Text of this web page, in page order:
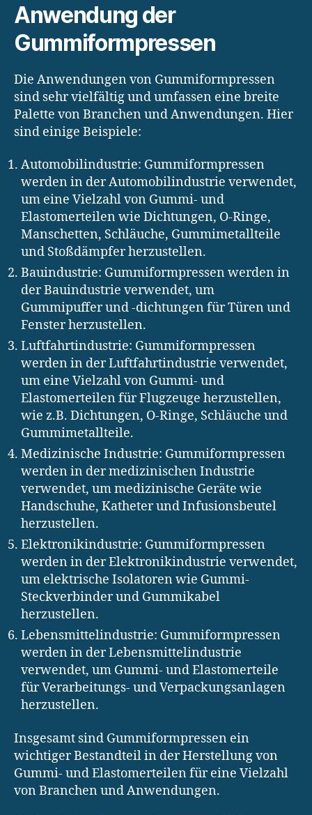
Anwendung der
Gummiformpressen
Die Anwendungen von Gummiformpressen
sind sehr vielfältig und umfassen eine breite
Palette von Branchen und Anwendungen. Hier
sind einige Beispiele:
Automobilindustrie: Gummiformpressen
werden in der Automobilindustrie verwendet,
um eine Vielzahl von Gummi- und
Elastomerteilen wie Dichtungen, O-Ringe,
Manschetten, Schläuche, Gummimetallteile
und Stoßdämpfer herzustellen.
Bauindustrie: Gummiformpressen werden in
der Bauindustrie verwendet, um
Gummipuffer und -dichtungen für Türen und
Fenster herzustellen.
Luftfahrtindustrie: Gummiformpressen
werden in der Luftfahrtindustrie verwendet,
um eine Vielzahl von Gummi- und
Elastomerteilen für Flugzeuge herzustellen,
wie z.B. Dichtungen, O-Ringe, Schläuche und
Gummimetallteile.
Medizinische Industrie: Gummiformpressen
werden in der medizinischen Industrie
verwendet, um medizinische Geräte wie
Handschuhe, Katheter und Infusionsbeutel
herzustellen.
Elektronikindustrie: Gummiformpressen
werden in der Elektronikindustrie verwendet,
um elektrische Isolatoren wie Gummi-
Steckverbinder und Gummikabel
herzustellen.
Lebensmittelindustrie: Gummiformpressen
werden in der Lebensmittelindustrie
verwendet, um Gummi- und Elastomerteile
für Verarbeitungs- und Verpackungsanlagen
herzustellen.
Insgesamt sind Gummiformpressen ein
wichtiger Bestandteil in der Herstellung von
Gummi- und Elastomerteilen für eine Vielzahl
von Branchen und Anwendungen.